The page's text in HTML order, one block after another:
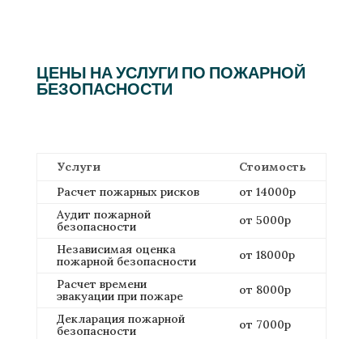
ЦЕНЫ НА УСЛУГИ ПО ПОЖАРНОЙ
БЕЗОПАСНОСТИ
Услуги
Стоимость
Расчет пожарных рисков
от 14000р
Аудит пожарной
безопасности
от 5000р
Независимая оценка
пожарной безопасности
от 18000р
Расчет времени
эвакуации при пожаре
от 8000р
Декларация пожарной
безопасности
от 7000р